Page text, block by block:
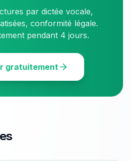
par dictée vocale,
conformité légale.
pendant 4 jours.
gratuitement